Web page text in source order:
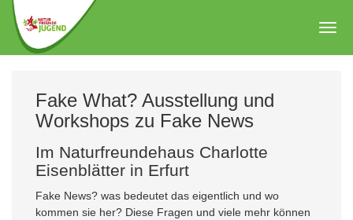
Zum
Hauptinhalt
springen
Fake What? Ausstellung und
Workshops zu Fake News
Im Naturfreundehaus Charlotte
Eisenblätter in Erfurt
Fake News? was bedeutet das eigentlich und wo
kommen sie her? Diese Fragen und viele mehr können